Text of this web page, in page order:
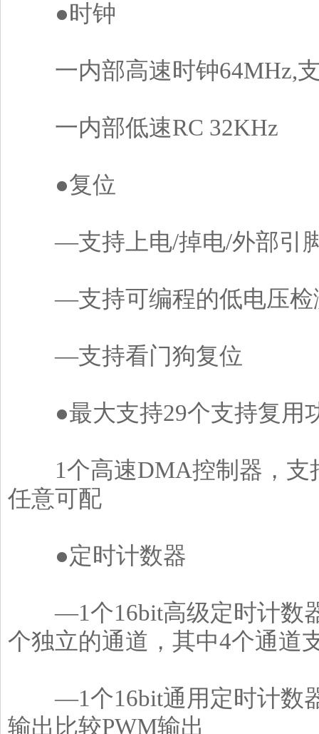
●时钟
一内部高速时钟64MHz,支
一内部低速RC 32KHz
●复位
―支持上电/掉电/外部引
―支持可编程的低电压检
―支持看门狗复位
●最大支持29个支持复用
1个高速DMA控制器，支
任意可配
●定时计数器
―1个16bit高级定时计数器
个独立的通道，其中4个通道
―1个16bit通用定时计数器
输出比较PWM输出